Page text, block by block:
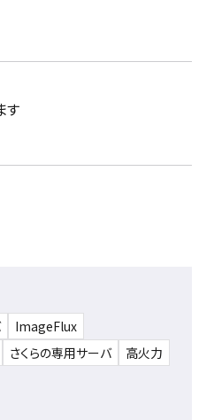
す
ImageFlux
さくらの専用サーバ
高火力